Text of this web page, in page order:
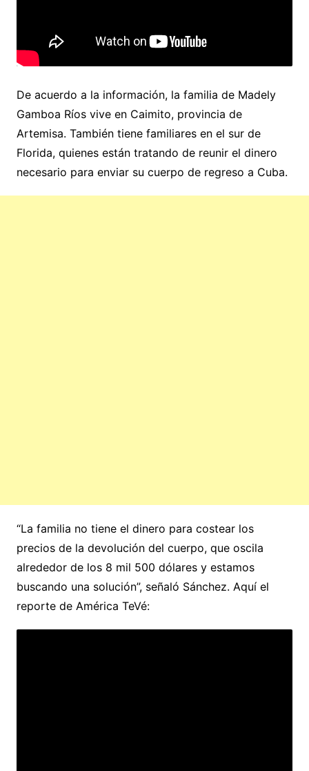
De acuerdo a la información, la familia de Madely
Gamboa Ríos vive en Caimito, provincia de
Artemisa. También tiene familiares en el sur de
Florida, quienes están tratando de reunir el dinero
necesario para enviar su cuerpo de regreso a Cuba.
“La familia no tiene el dinero para costear los
precios de la devolución del cuerpo, que oscila
alrededor de los 8 mil 500 dólares y estamos
buscando una solución”, señaló Sánchez. Aquí el
reporte de América TeVé: